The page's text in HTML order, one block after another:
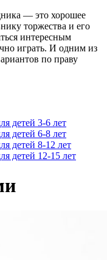
— это хорошее
торжества и его
интересным
играть. И одним из
по праву
детей 3-6 лет
детей 6-8 лет
детей 8-12 лет
детей 12-15 лет